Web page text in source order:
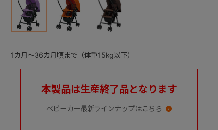
1カ月～36カ月頃まで（体重15kg以下）
本製品は生産終了品となります
ベビーカー最新ラインナップはこちら